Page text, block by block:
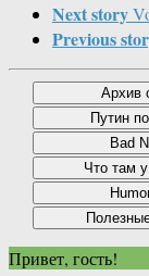
Next story
Previous
Привет, гость!